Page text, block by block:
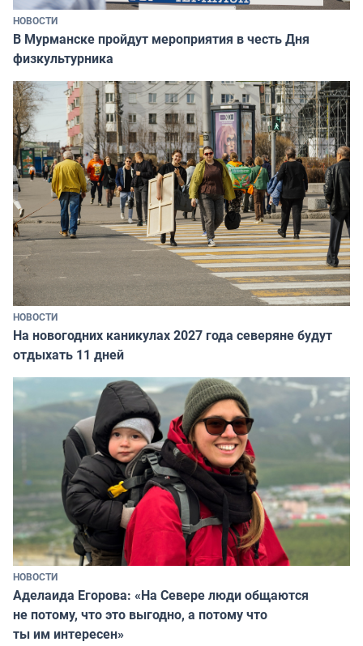
НОВОСТИ
В Мурманске пройдут мероприятия в честь Дня
физкультурника
НОВОСТИ
На новогодних каникулах 2027 года северяне будут
отдыхать 11 дней
НОВОСТИ
Аделаида Егорова: «На Севере люди общаются
не потому, что это выгодно, а потому что
ты им интересен»